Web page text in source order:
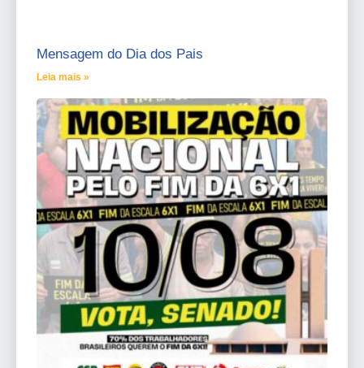
Mensagem do Dia dos Pais
Leia mais »